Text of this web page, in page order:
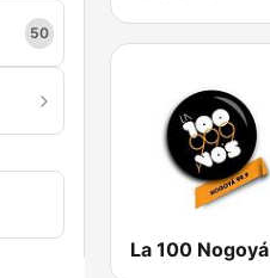
50
La 100 Nogoyá